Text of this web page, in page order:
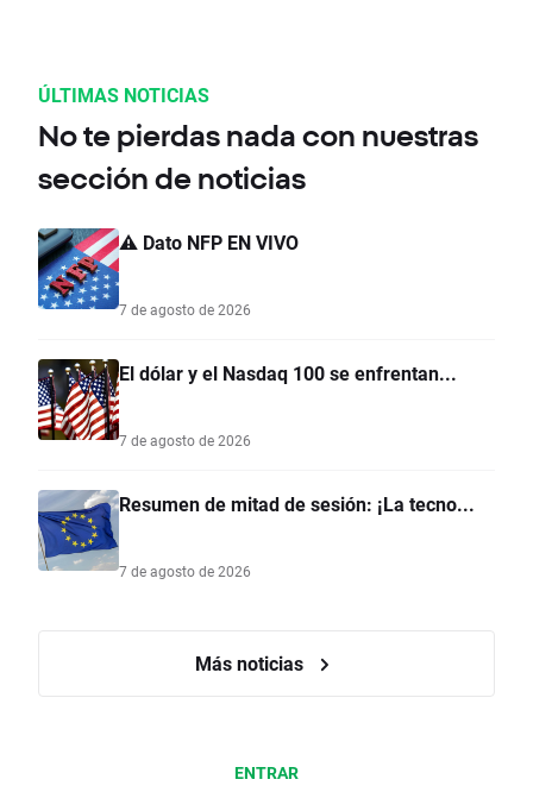
ÚLTIMAS NOTICIAS
No te pierdas nada con nuestras
sección de noticias
⚠️ Dato NFP EN VIVO
7 de agosto de 2026
El dólar y el Nasdaq 100 se enfrentan...
7 de agosto de 2026
Resumen de mitad de sesión: ¡La tecno...
7 de agosto de 2026
Más noticias
ENTRAR